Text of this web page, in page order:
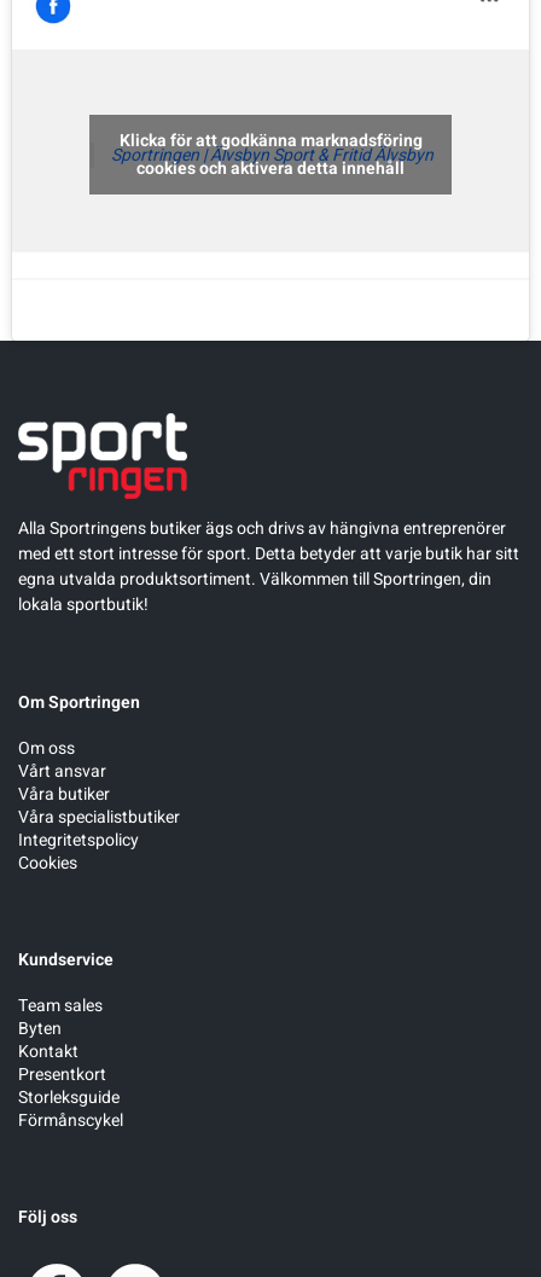
Sportringen | Älvsbyn Sport & Fritid Älvsbyn
Klicka för att godkänna marknadsföring
cookies och aktivera detta innehåll
Alla Sportringens butiker ägs och drivs av hängivna entreprenörer
med ett stort intresse för sport. Detta betyder att varje butik har sitt
egna utvalda produktsortiment. Välkommen till Sportringen, din
lokala sportbutik!
Om Sportringen
Om oss
Vårt ansvar
Våra butiker
Våra specialistbutiker
Integritetspolicy
Cookies
Kundservice
Team sales
Byten
Kontakt
Presentkort
Storleksguide
Förmånscykel
Följ oss